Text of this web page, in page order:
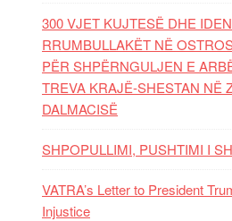
300 VJET KUJTESË DHE
RRUMBULLAKËT NË
PËR SHPËRNGULJEN E
TREVA KRAJË-SHESTAN NË
DALMACISË
SHPOPULLIMI, PUSHTIMI I
VATRA’s Letter to President
Injustice